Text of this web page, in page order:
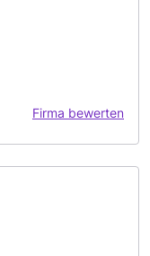
Firma bewerten